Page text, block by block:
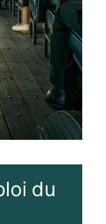
du